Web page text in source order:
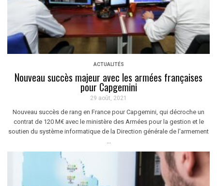
ACTUALITÉS
Nouveau succès majeur avec les armées françaises
pour Capgemini
29 août, 2021
Nouveau succès de rang en France pour Capgemini, qui décroche un
contrat de 120 M€ avec le ministère des Armées pour la gestion et le
soutien du système informatique de la Direction générale de l'armement
...